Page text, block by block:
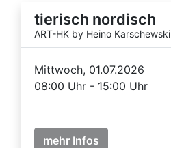
tierisch nordisch
ART-HK by Heino Karschewski
Mittwoch, 01.07.2026
08:00 Uhr - 15:00 Uhr
mehr Infos